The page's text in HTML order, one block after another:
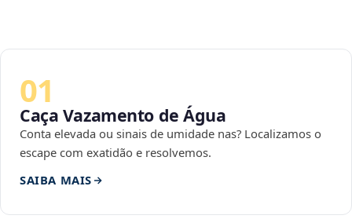
01
Caça Vazamento de Água
Conta elevada ou sinais de umidade nas? Localizamos o
escape com exatidão e resolvemos.
SAIBA MAIS